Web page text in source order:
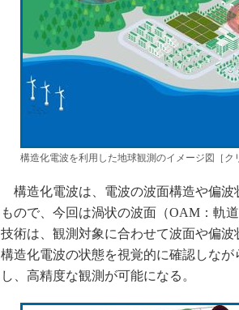
構造化電波を利用した地球観測のイメージ図［ク
構造化電波は、電波の波面構造や偏波
もので、今回は渦状の波面（OAM：軌
技術は、観測対象に合わせて波面や偏
構造化電波の状態を視覚的に確認しな
し、高精度な観測が可能になる。